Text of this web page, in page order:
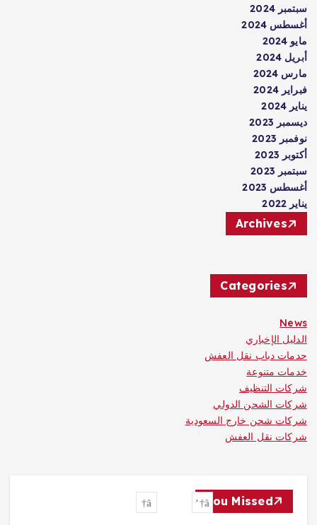
سبتمبر 2024
أغسطس 2024
مايو 2024
أبريل 2024
مارس 2024
فبراير 2024
يناير 2024
ديسمبر 2023
نوفمبر 2023
أكتوبر 2023
سبتمبر 2023
أغسطس 2023
يناير 2022
Archives
Categories
News
الدليل الإخباري
حدمات دباب نقل العفش
خدمات متنوعة
شركات التنظيف
شركات الشحن الدولي
شركات شحن خارج السعودية
شركات نقل العفش
You Missed